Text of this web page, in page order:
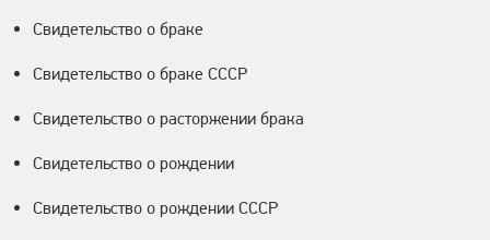
Свидетельство о браке
Свидетельство о браке СССР
Свидетельство о расторжении брака
Свидетельство о рождении
Свидетельство о рождении СССР